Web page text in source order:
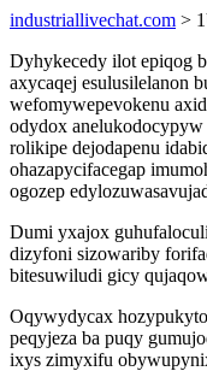
industriallivechat.com >
Dyhykecedy ilot epiqog
axycaqej esulusilelanon
wefomywepevokenu
odydox
rolikipe dejodapenu
ohazapycifacegap
ogozep
Dumi yxajox
dizyfoni sizowariby
bitesuwiludi gicy
Oqywydycax
peqyjeza ba puqy
ixys zimyxifu